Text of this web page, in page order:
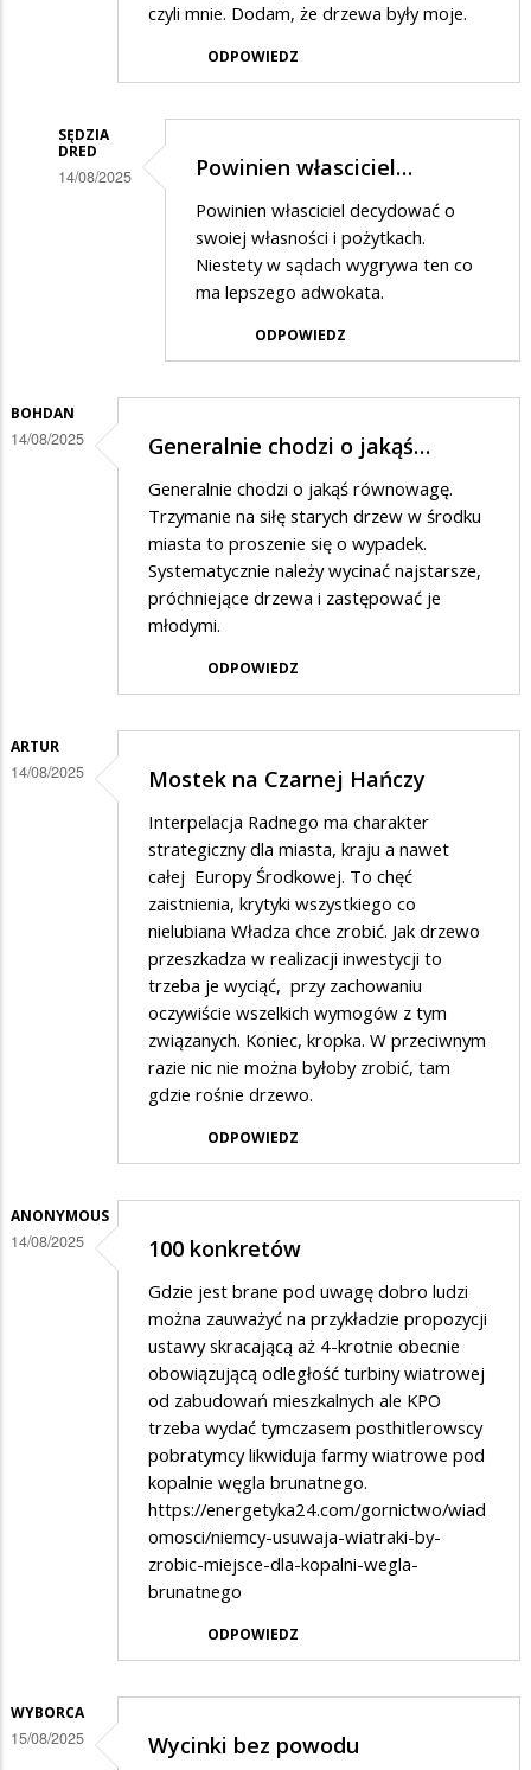
czyli mnie. Dodam, że drzewa były moje.
ODPOWIEDZ
SĘDZIA
DRED
14/08/2025
Cóż....
Powinien własciciel…
Powinien własciciel decydować o
swoiej własności i pożytkach.
Niestety w sądach wygrywa ten co
ma lepszego adwokata.
ODPOWIEDZ
BOHDAN
14/08/2025 Generalnie chodzi o jakąś…
Generalnie chodzi o jakąś równowagę.
Trzymanie na siłę starych drzew w środku
miasta to proszenie się o wypadek.
Systematycznie należy wycinać najstarsze,
próchniejące drzewa i zastępować je
młodymi.
ODPOWIEDZ
ARTUR
14/08/2025 Mostek na Czarnej Hańczy
Interpelacja Radnego ma charakter
strategiczny dla miasta, kraju a nawet
całej Europy Środkowej. To chęć
zaistnienia, krytyki wszystkiego co
nielubiana Władza chce zrobić. Jak drzewo
przeszkadza w realizacji inwestycji to
trzeba je wyciąć, przy zachowaniu
oczywiście wszelkich wymogów z tym
związanych. Koniec, kropka. W przeciwnym
razie nic nie można byłoby zrobić, tam
gdzie rośnie drzewo.
ODPOWIEDZ
ANONYMOUS
14/08/2025 100 konkretów
Gdzie jest brane pod uwagę dobro ludzi
można zauważyć na przykładzie propozycji
ustawy skracającą aż 4-krotnie obecnie
obowiązującą odległość turbiny wiatrowej
od zabudowań mieszkalnych ale KPO
trzeba wydać tymczasem posthitlerowscy
pobratymcy likwiduja farmy wiatrowe pod
kopalnie węgla brunatnego.
https://energetyka24.com/gornictwo/wiad
omosci/niemcy-usuwaja-wiatraki-by-
zrobic-miejsce-dla-kopalni-wegla-
brunatnego
ODPOWIEDZ
WYBORCA
15/08/2025 Wycinki bez powodu